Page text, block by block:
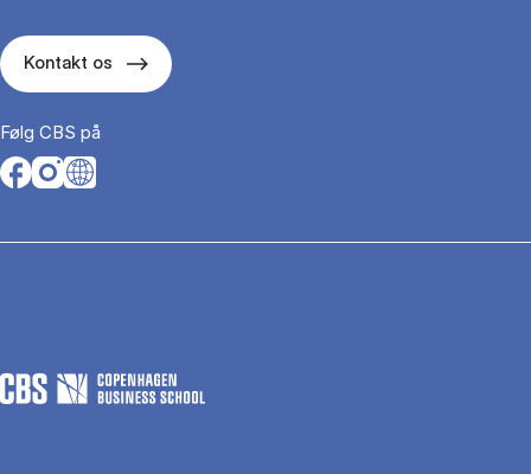
Kontakt os
Følg CBS på
Opens in a new tab
Opens in a new tab
Opens in a new tab